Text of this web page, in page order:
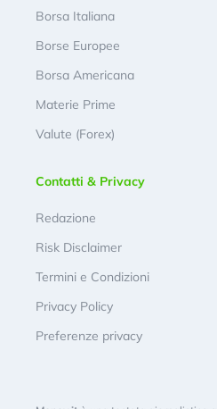
Borsa Italiana
Borse Europee
Borsa Americana
Materie Prime
Valute (Forex)
Contatti & Privacy
Redazione
Risk Disclaimer
Termini e Condizioni
Privacy Policy
Preferenze privacy